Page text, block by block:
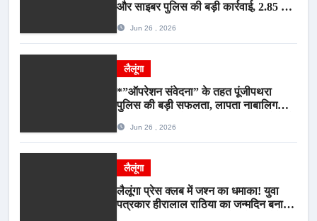
और साइबर पुलिस की बड़ी कार्रवाई, 2.85 टन
Jun 26 , 2026
लैलूंगा
*”ऑपरेशन संवेदना” के तहत पूंजीपथरा
पुलिस की बड़ी सफलता, लापता नाबालिग
आरोपी गिरफ्तार*
Jun 26 , 2026
लैलूंगा
लैलूंगा प्रेस क्लब में जश्न का धमाका! युवा
पत्रकार हीरालाल राठिया का जन्मदिन बना